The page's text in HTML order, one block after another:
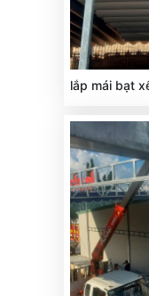
lắp mái bạt